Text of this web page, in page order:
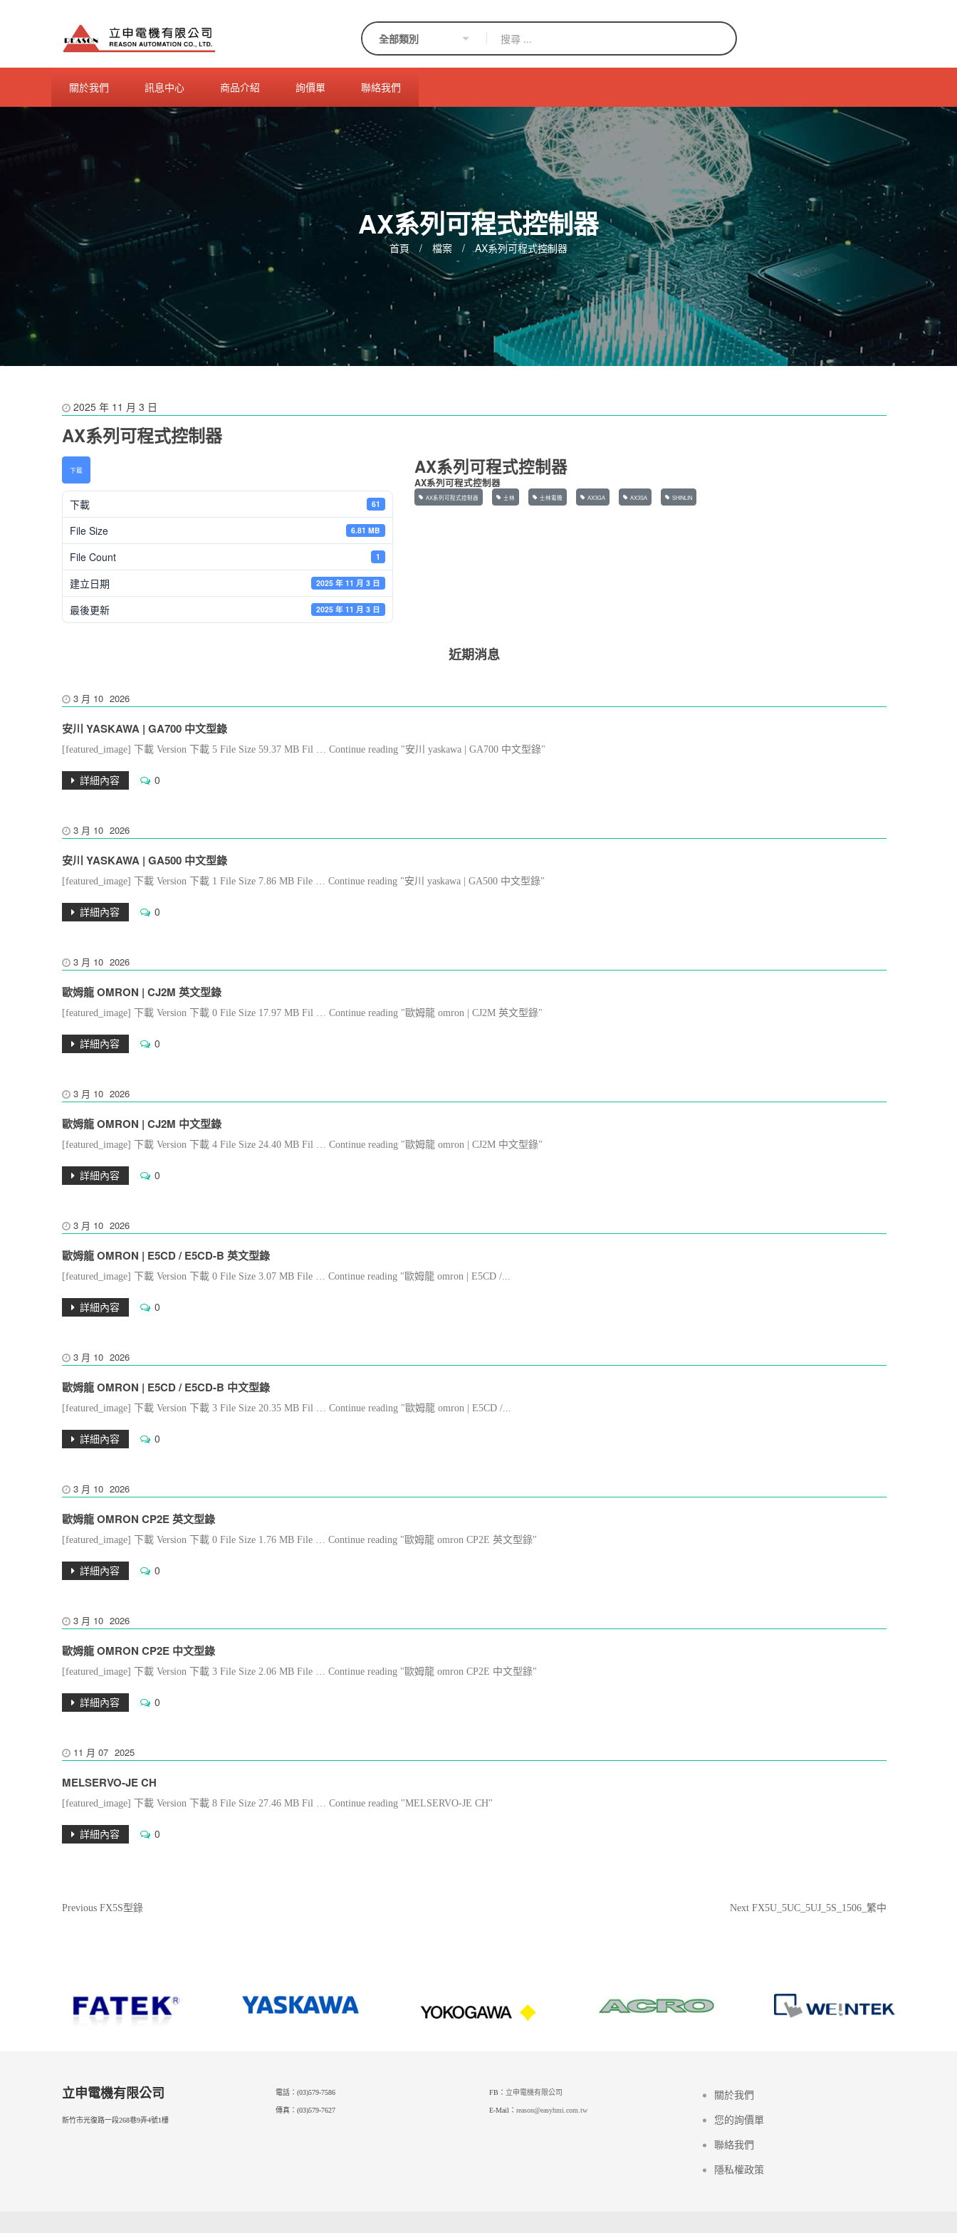
關於我們 訊息中心 商品介紹 詢價單 聯絡我們
AX系列可程式控制器
首頁 / 檔案 / AX系列可程式控制器
2025 年 11 月 3 日
AX系列可程式控制器
下載
下載 61
File Size 6.81 MB
File Count 1
建立日期 2025 年 11 月 3 日
最後更新 2025 年 11 月 3 日
AX系列可程式控制器
AX系列可程式控制器
AX系列可程式控制器 士林 士林電機 AX3GA AX3SA SHINLIN
近期消息
3 月 10 2026
安川 YASKAWA | GA700 中文型錄
[featured_image] 下載 Version 下載 5 File Size 59.37 MB Fil … Continue reading "安川 yaskawa | GA700 中文型錄"
詳細內容 0
3 月 10 2026
安川 YASKAWA | GA500 中文型錄
[featured_image] 下載 Version 下載 1 File Size 7.86 MB File … Continue reading "安川 yaskawa | GA500 中文型錄"
詳細內容 0
3 月 10 2026
歐姆龍 OMRON | CJ2M 英文型錄
[featured_image] 下載 Version 下載 0 File Size 17.97 MB Fil … Continue reading "歐姆龍 omron | CJ2M 英文型錄"
詳細內容 0
3 月 10 2026
歐姆龍 OMRON | CJ2M 中文型錄
[featured_image] 下載 Version 下載 4 File Size 24.40 MB Fil … Continue reading "歐姆龍 omron | CJ2M 中文型錄"
詳細內容 0
3 月 10 2026
歐姆龍 OMRON | E5CD / E5CD-B 英文型錄
[featured_image] 下載 Version 下載 0 File Size 3.07 MB File … Continue reading "歐姆龍 omron | E5CD /...
詳細內容 0
3 月 10 2026
歐姆龍 OMRON | E5CD / E5CD-B 中文型錄
[featured_image] 下載 Version 下載 3 File Size 20.35 MB Fil … Continue reading "歐姆龍 omron | E5CD /...
詳細內容 0
3 月 10 2026
歐姆龍 OMRON CP2E 英文型錄
[featured_image] 下載 Version 下載 0 File Size 1.76 MB File … Continue reading "歐姆龍 omron CP2E 英文型錄"
詳細內容 0
3 月 10 2026
歐姆龍 OMRON CP2E 中文型錄
[featured_image] 下載 Version 下載 3 File Size 2.06 MB File … Continue reading "歐姆龍 omron CP2E 中文型錄"
詳細內容 0
11 月 07 2025
MELSERVO-JE CH
[featured_image] 下載 Version 下載 8 File Size 27.46 MB Fil … Continue reading "MELSERVO-JE CH"
詳細內容 0
文
Previous
Previous FX5S型錄
Next
Next FX5U_5UC_5UJ_5S_1506_繁中
立申電機有限公司
新竹市光復路一段268巷9弄4號1樓
電話：(03)579-7586
傳真：(03)579-7627
FB： 立申電機有限公司
E-Mail： reason@easyhmi.com.tw
關於我們
您的詢價單
聯絡我們
隱私權政策